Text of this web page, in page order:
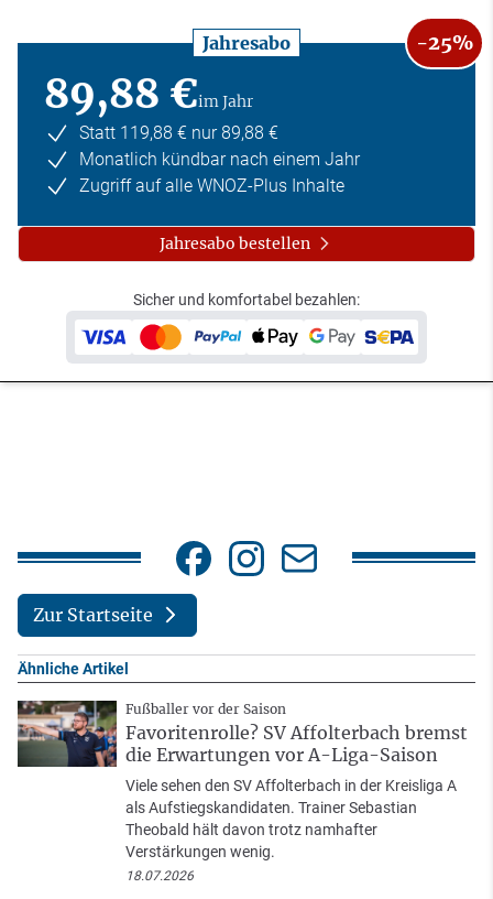
Jahresabo -25%
89,88 €im Jahr
Statt 119,88 € nur 89,88 €
Monatlich kündbar nach einem Jahr
Zugriff auf alle WNOZ-Plus Inhalte
Jahresabo bestellen
Sicher und komfortabel bezahlen:
Zur Startseite
Ähnliche Artikel
Fußballer vor der Saison
Favoritenrolle? SV Affolterbach bremst
die Erwartungen vor A-Liga-Saison
Viele sehen den SV Affolterbach in der Kreisliga A
als Aufstiegskandidaten. Trainer Sebastian
Theobald hält davon trotz namhafter
Verstärkungen wenig.
18.07.2026